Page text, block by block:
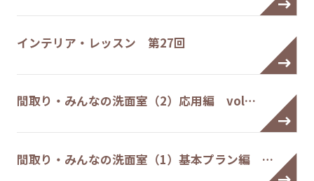
インテリア・レッスン 第27回
間取り・みんなの洗面室（2）応用編 vol…
間取り・みんなの洗面室（1）基本プラン編 …